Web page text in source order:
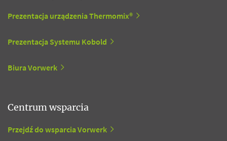
Prezentacja urządzenia Thermomix®
Prezentacja Systemu Kobold
Biura Vorwerk
Centrum wsparcia
Przejdź do wsparcia Vorwerk